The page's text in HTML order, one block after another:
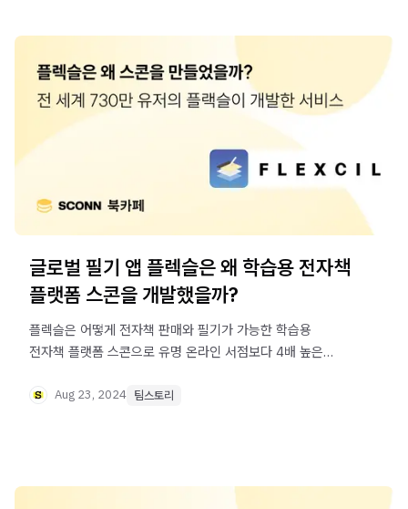
글로벌 필기 앱 플렉슬은 왜 학습용 전자책
플랫폼 스콘을 개발했을까?
플렉슬은 어떻게 전자책 판매와 필기가 가능한 학습용
전자책 플랫폼 스콘으로 유명 온라인 서점보다 4배 높은
Aug 23, 2024 팀스토리